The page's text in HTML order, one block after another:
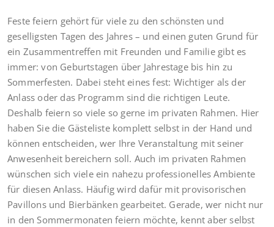
Feste feiern gehört für viele zu den schönsten und
geselligsten Tagen des Jahres – und einen guten Grund für
ein Zusammentreffen mit Freunden und Familie gibt es
immer: von Geburtstagen über Jahrestage bis hin zu
Sommerfesten. Dabei steht eines fest: Wichtiger als der
Anlass oder das Programm sind die richtigen Leute.
Deshalb feiern so viele so gerne im privaten Rahmen. Hier
haben Sie die Gästeliste komplett selbst in der Hand und
können entscheiden, wer Ihre Veranstaltung mit seiner
Anwesenheit bereichern soll. Auch im privaten Rahmen
wünschen sich viele ein nahezu professionelles Ambiente
für diesen Anlass. Häufig wird dafür mit provisorischen
Pavillons und Bierbänken gearbeitet. Gerade, wer nicht nur
in den Sommermonaten feiern möchte, kennt aber selbst